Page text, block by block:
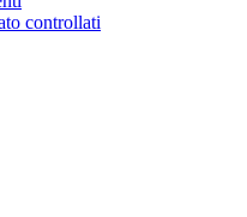
controllati